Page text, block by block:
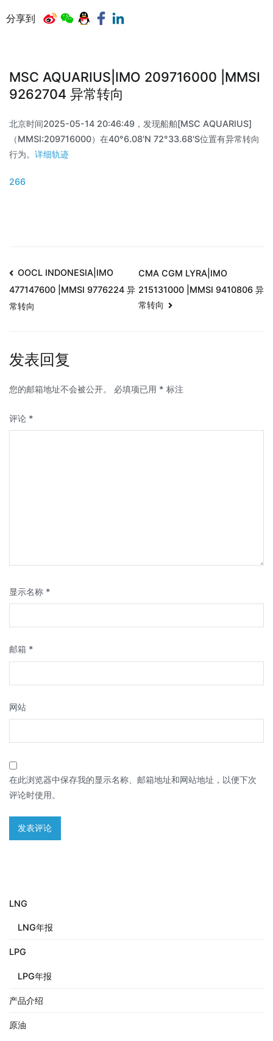
分享到
MSC AQUARIUS|IMO 209716000 |MMSI
9262704 异常转向
北京时间2025-05-14 20:46:49，发现船舶[MSC AQUARIUS]
（MMSI:209716000）在40°6.08'N 72°33.68'S位置有异常转向
行为。 详细轨迹
266
OOCL INDONESIA|IMO
477147600 |MMSI 9776224 异
常转向
CMA CGM LYRA|IMO
215131000 |MMSI 9410806 异
常转向
发表回复
您的邮箱地址不会被公开。 必填项已用 * 标注
评论 *
显示名称 *
邮箱 *
网站
在此浏览器中保存我的显示名称、邮箱地址和网站地址，以便下次
评论时使用。
LNG
LNG年报
LPG
LPG年报
产品介绍
原油